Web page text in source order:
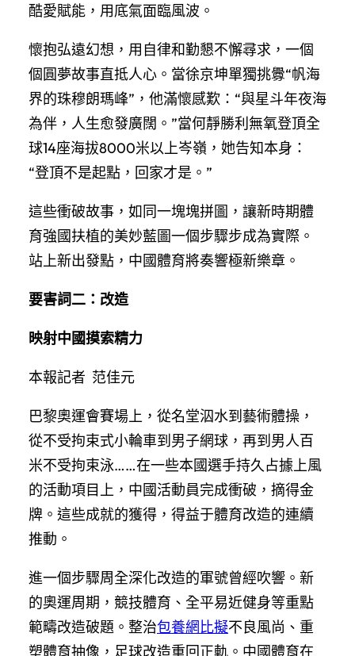
酷愛賦能，用底氣面臨風波。
懷抱弘遠幻想，用自律和勤懇不懈尋求，一個
個圓夢故事直抵人心。當徐京坤單獨挑釁“帆海
界的珠穆朗瑪峰”，他滿懷感歎：“與星斗年夜海
為伴，人生愈發廣闊。”當何靜勝利無氧登頂全
球14座海拔8000米以上岑嶺，她告知本身：
“登頂不是起點，回家才是。”
這些衝破故事，如同一塊塊拼圖，讓新時期體
育強國扶植的美妙藍圖一個步驟步成為實際。
站上新出發點，中國體育將奏響極新樂章。
要害詞二：改造
映射中國摸索精力
本報記者 范佳元
巴黎奧運會賽場上，從名堂泅水到藝術體操，
從不受拘束式小輪車到男子網球，再到男人百
米不受拘束泳……在一些本國選手持久占據上風
的活動項目上，中國活動員完成衝破，摘得金
牌。這些成就的獲得，得益于體育改造的連續
推動。
進一個步驟周全深化改造的軍號曾經吹響。新
的奧運周期，競技體育、全平易近健身等重點
範疇改造破題。整治包養網比擬不良風尚、重
塑體育抽像，足球改造重回正軌。中國體育在